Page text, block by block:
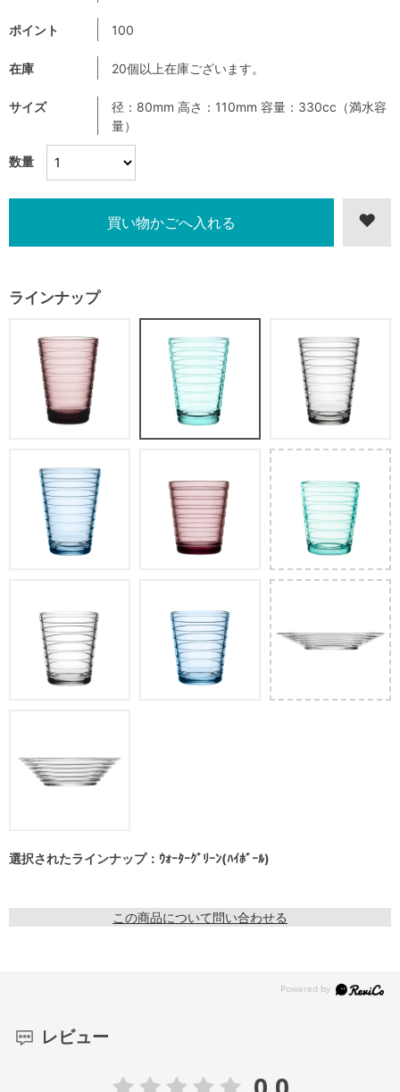
数量
ポイント 100
在庫 20個以上在庫ございます。
サイズ
径：80mm 高さ：110mm 容量：330cc（満水容
量）
ラインナップ
選択されたラインナップ：ｳｫｰﾀｰｸﾞﾘｰﾝ(ﾊｲﾎﾞｰﾙ)
この商品について問い合わせる
レビュー